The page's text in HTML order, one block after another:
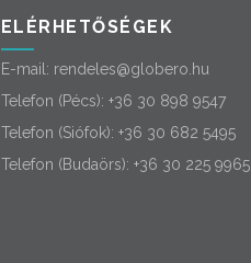
ELÉRHETŐSÉGEK
E-mail: rendeles@globero.hu
Telefon (Pécs): +36 30 898 9547
Telefon (Siófok): +36 30 682 5495
Telefon (Budaörs): +36 30 225 9965